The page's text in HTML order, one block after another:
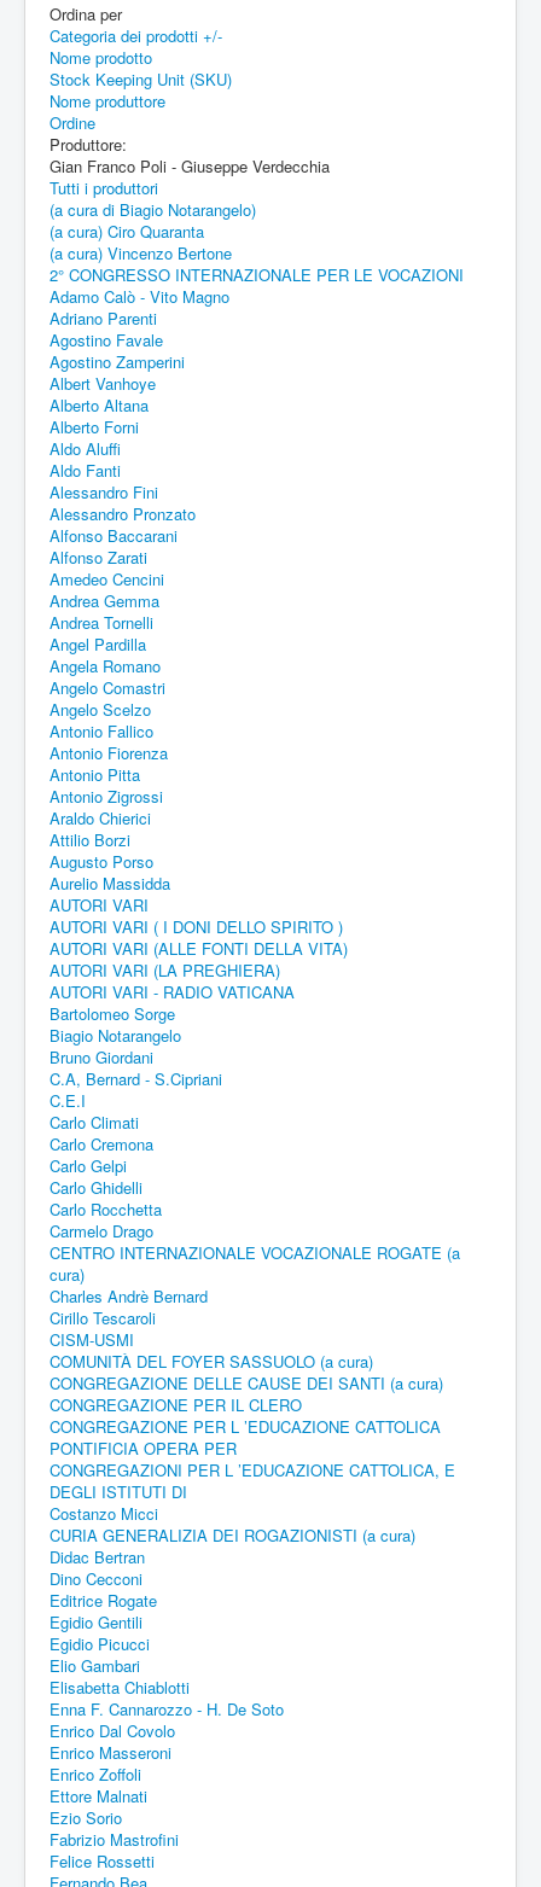
Ordina per
Categoria dei prodotti +/-
Nome prodotto
Stock Keeping Unit (SKU)
Nome produttore
Ordine
Produttore:
Gian Franco Poli - Giuseppe Verdecchia
Tutti i produttori
(a cura di Biagio Notarangelo)
(a cura) Ciro Quaranta
(a cura) Vincenzo Bertone
2° CONGRESSO INTERNAZIONALE PER LE VOCAZIONI
Adamo Calò - Vito Magno
Adriano Parenti
Agostino Favale
Agostino Zamperini
Albert Vanhoye
Alberto Altana
Alberto Forni
Aldo Aluffi
Aldo Fanti
Alessandro Fini
Alessandro Pronzato
Alfonso Baccarani
Alfonso Zarati
Amedeo Cencini
Andrea Gemma
Andrea Tornelli
Angel Pardilla
Angela Romano
Angelo Comastri
Angelo Scelzo
Antonio Fallico
Antonio Fiorenza
Antonio Pitta
Antonio Zigrossi
Araldo Chierici
Attilio Borzi
Augusto Porso
Aurelio Massidda
AUTORI VARI
AUTORI VARI ( I DONI DELLO SPIRITO )
AUTORI VARI (ALLE FONTI DELLA VITA)
AUTORI VARI (LA PREGHIERA)
AUTORI VARI - RADIO VATICANA
Bartolomeo Sorge
Biagio Notarangelo
Bruno Giordani
C.A, Bernard - S.Cipriani
C.E.I
Carlo Climati
Carlo Cremona
Carlo Gelpi
Carlo Ghidelli
Carlo Rocchetta
Carmelo Drago
CENTRO INTERNAZIONALE VOCAZIONALE ROGATE (a
cura)
Charles Andrè Bernard
Cirillo Tescaroli
CISM-USMI
COMUNITÀ DEL FOYER SASSUOLO (a cura)
CONGREGAZIONE DELLE CAUSE DEI SANTI (a cura)
CONGREGAZIONE PER IL CLERO
CONGREGAZIONE PER L ’EDUCAZIONE CATTOLICA
PONTIFICIA OPERA PER
CONGREGAZIONI PER L ’EDUCAZIONE CATTOLICA, E
DEGLI ISTITUTI DI
Costanzo Micci
CURIA GENERALIZIA DEI ROGAZIONISTI (a cura)
Didac Bertran
Dino Cecconi
Editrice Rogate
Egidio Gentili
Egidio Picucci
Elio Gambari
Elisabetta Chiablotti
Enna F. Cannarozzo - H. De Soto
Enrico Dal Covolo
Enrico Masseroni
Enrico Zoffoli
Ettore Malnati
Ezio Sorio
Fabrizio Mastrofini
Felice Rossetti